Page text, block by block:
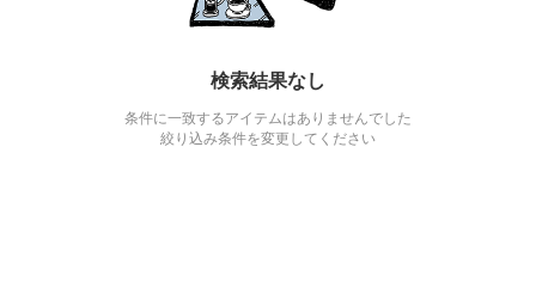
検索結果なし
条件に一致するアイテムはありませんでした
絞り込み条件を変更してください